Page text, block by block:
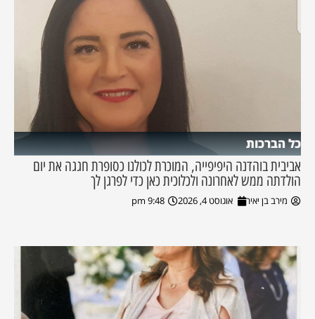
כל הברכות
אביבית בוהדנה היפיפייה, המוכרת לכולנו כסופרת חגגה את יום
הולדתה ממש לאחרונה ולכלוכית כאן כדי לפרגן לך
מירב בן יאיר אוגוסט 4, 2026 9:48 pm